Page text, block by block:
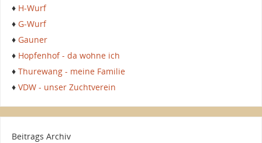
♦ H-Wurf
♦ G-Wurf
♦ Gauner
♦ Hopfenhof - da wohne ich
♦ Thurewang - meine Familie
♦ VDW - unser Zuchtverein
Beitrags Archiv